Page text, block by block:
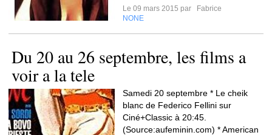
Le 09 mars 2015 par
Fabrice
NONE
Du 20 au 26 septembre, les films a
voir a la tele
Samedi 20 septembre * Le cheik
blanc de Federico Fellini sur
Ciné+Classic à 20:45.
(Source:aufeminin.com) * American